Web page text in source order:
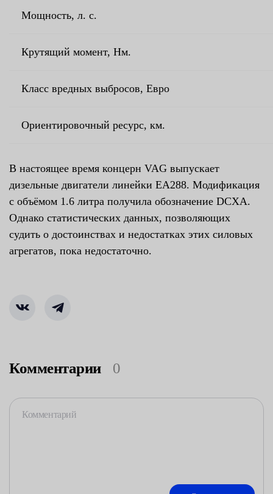
Мощность, л. с.
Крутящий момент, Нм.
Класс вредных выбросов, Евро
Ориентировочный ресурс, км.
В настоящее время концерн VAG выпускает
дизельные двигатели линейки EA288. Модификация
с объёмом 1.6 литра получила обозначение DCXA.
Однако статистических данных, позволяющих
судить о достоинствах и недостатках этих силовых
агрегатов, пока недостаточно.
Комментарии 0